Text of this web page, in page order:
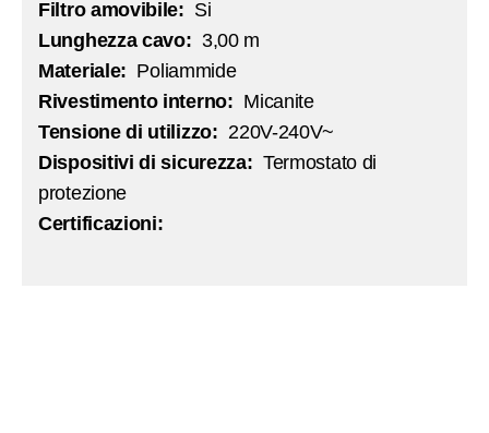
Filtro amovibile: Si
Lunghezza cavo: 3,00 m
Materiale: Poliammide
Rivestimento interno: Micanite
Tensione di utilizzo: 220V-240V~
Dispositivi di sicurezza: Termostato di
protezione
Certificazioni: